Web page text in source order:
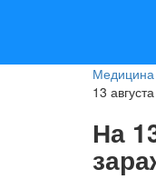
Медицина
13
На